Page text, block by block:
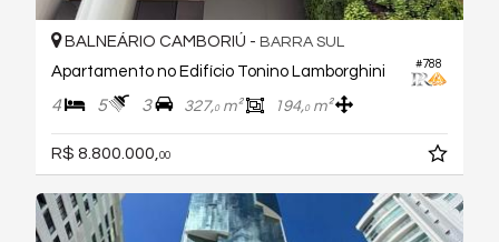
#788
BALNEÁRIO CAMBORIÚ - BARRA SUL
Apartamento no Edifício Tonino Lamborghini
4 5 3 327,0m² 194,0m²
R$ 8.800.000, 00